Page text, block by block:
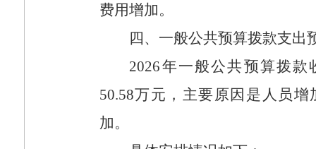
费用增加。
四、一般公共预算拨款支出
2026年一般公共预算拨款
50.58万元，主要原因是人员
加。